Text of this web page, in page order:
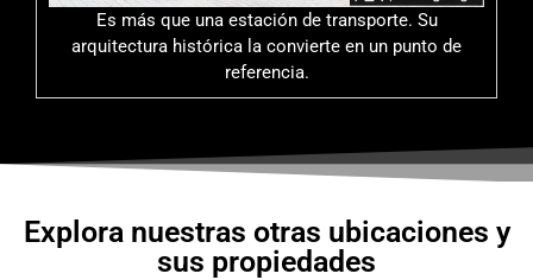
Es más que una estación de transporte. Su
arquitectura histórica la convierte en un punto de
referencia.
Explora nuestras otras ubicaciones y
sus propiedades